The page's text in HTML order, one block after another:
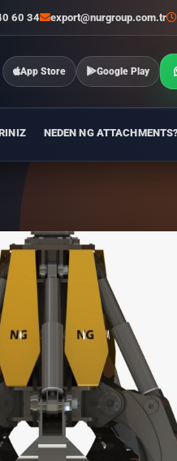
60 34 export@nurgroup.com.tr
App Store Google Play
NEDEN NG ATTACHMENTS?